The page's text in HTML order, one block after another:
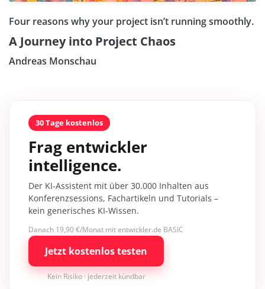
Four reasons why your project isn’t running smoothly.
A Journey into Project Chaos
Andreas Monschau
30 Tage kostenlos
Frag entwickler
intelligence.
Der KI-Assistent mit über 30.000 Inhalten aus
Konferenzsessions, Fachartikeln und Tutorials –
kein generisches KI-Wissen.
Danach 19,90 €/Monat mit entwickler.de BASIC
Jetzt kostenlos testen
Kein Risiko · jederzeit kündbar